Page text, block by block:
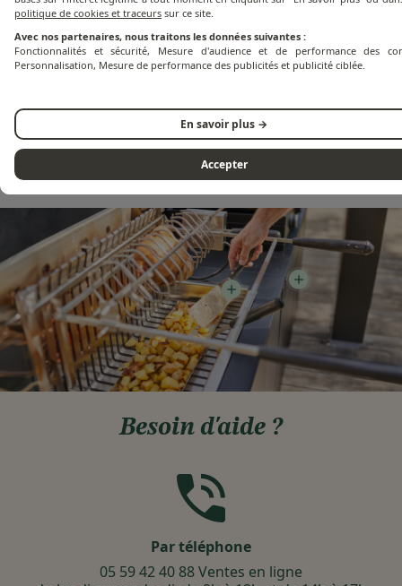
Besoin d'aide ?
Par téléphone
05 59 42 40 88 Ventes en ligne
politique de cookies et traceurs sur ce site.
Avec nos partenaires, nous traitons les données suivantes :
Fonctionnalités et sécurité, Mesure d'audience et de performance des
Personnalisation, Mesure de performance des publicités et publicité ciblée.
En savoir plus →
Accepter